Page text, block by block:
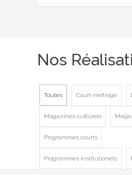
Nos
Toutes Court-métrage
Magazines culturels
Programmes courts
Programmes institutionels